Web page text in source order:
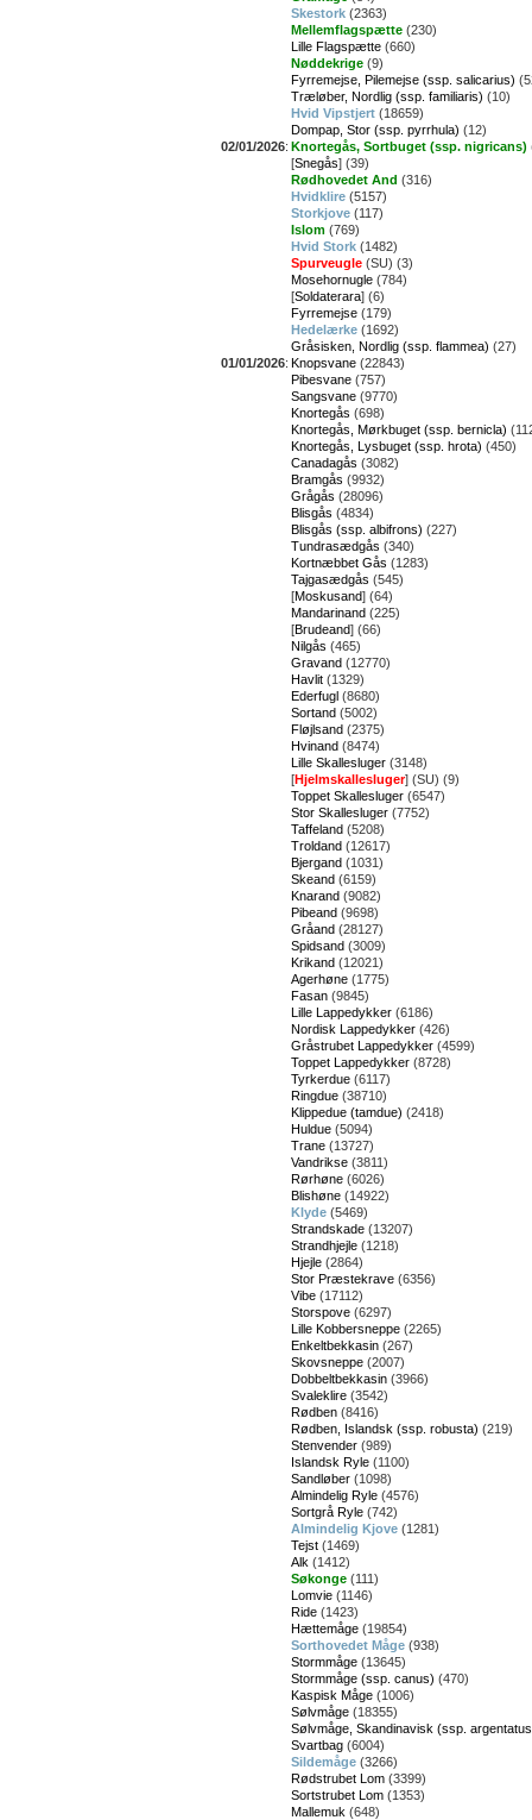
Skestork (2363)
Mellemflagspætte (230)
Lille Flagspætte (660)
Nøddekrige (9)
Fyrremejse, Pilemejse (ssp. salicarius)
Træløber, Nordlig (ssp. familiaris) (10)
Hvid Vipstjert (18659)
Dompap, Stor (ssp. pyrrhula) (12)
02/01/2026: Knortegås, Sortbuget (ssp. nigricans)
[Snegås] (39)
Rødhovedet And (316)
Hvidklire (5157)
Storkjove (117)
Islom (769)
Hvid Stork (1482)
Spurveugle (SU) (3)
Mosehornugle (784)
[Soldaterara] (6)
Fyrremejse (179)
Hedelærke (1692)
Gråsisken, Nordlig (ssp. flammea) (27)
01/01/2026: Knopsvane (22843)
Pibesvane (757)
Sangsvane (9770)
Knortegås (698)
Knortegås, Mørkbuget (ssp. bernicla)
Knortegås, Lysbuget (ssp. hrota) (450)
Canadagås (3082)
Bramgås (9932)
Grågås (28096)
Blisgås (4834)
Blisgås (ssp. albifrons) (227)
Tundrasædgås (340)
Kortnæbbet Gås (1283)
Tajgasædgås (545)
[Moskusand] (64)
Mandarinand (225)
[Brudeand] (66)
Nilgås (465)
Gravand (12770)
Havlit (1329)
Ederfugl (8680)
Sortand (5002)
Fløjlsand (2375)
Hvinand (8474)
Lille Skallesluger (3148)
[Hjelmskallesluger] (SU) (9)
Toppet Skallesluger (6547)
Stor Skallesluger (7752)
Taffeland (5208)
Troldand (12617)
Bjergand (1031)
Skeand (6159)
Knarand (9082)
Pibeand (9698)
Gråand (28127)
Spidsand (3009)
Krikand (12021)
Agerhøne (1775)
Fasan (9845)
Lille Lappedykker (6186)
Nordisk Lappedykker (426)
Gråstrubet Lappedykker (4599)
Toppet Lappedykker (8728)
Tyrkerdue (6117)
Ringdue (38710)
Klippedue (tamdue) (2418)
Huldue (5094)
Trane (13727)
Vandrikse (3811)
Rørhøne (6026)
Blishøne (14922)
Klyde (5469)
Strandskade (13207)
Strandhjejle (1218)
Hjejle (2864)
Stor Præstekrave (6356)
Vibe (17112)
Storspove (6297)
Lille Kobbersneppe (2265)
Enkeltbekkasin (267)
Skovsneppe (2007)
Dobbeltbekkasin (3966)
Svaleklire (3542)
Rødben (8416)
Rødben, Islandsk (ssp. robusta) (219)
Stenvender (989)
Islandsk Ryle (1100)
Sandløber (1098)
Almindelig Ryle (4576)
Sortgrå Ryle (742)
Almindelig Kjove (1281)
Tejst (1469)
Alk (1412)
Søkonge (111)
Lomvie (1146)
Ride (1423)
Hættemåge (19854)
Sorthovedet Måge (938)
Stormmåge (13645)
Stormmåge (ssp. canus) (470)
Kaspisk Måge (1006)
Sølvmåge (18355)
Sølvmåge, Skandinavisk (ssp.
Svartbag (6004)
Sildemåge (3266)
Rødstrubet Lom (3399)
Sortstrubet Lom (1353)
Mallemuk (648)